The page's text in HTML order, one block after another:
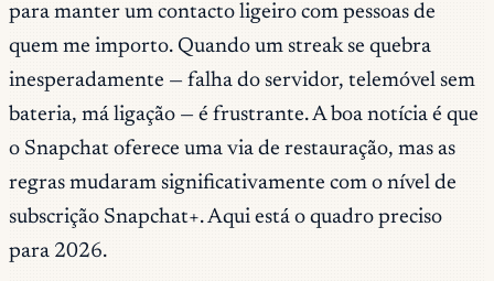
para manter um contacto ligeiro com pessoas de
quem me importo. Quando um streak se quebra
inesperadamente — falha do servidor, telemóvel sem
bateria, má ligação — é frustrante. A boa notícia é que
o Snapchat oferece uma via de restauração, mas as
regras mudaram significativamente com o nível de
subscrição Snapchat+. Aqui está o quadro preciso
para 2026.